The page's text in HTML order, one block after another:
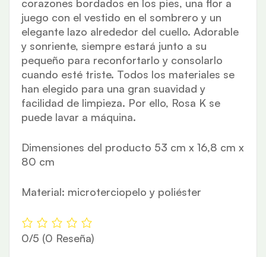
corazones bordados en los pies, una flor a
juego con el vestido en el sombrero y un
elegante lazo alrededor del cuello. Adorable
y sonriente, siempre estará junto a su
pequeño para reconfortarlo y consolarlo
cuando esté triste. Todos los materiales se
han elegido para una gran suavidad y
facilidad de limpieza. Por ello, Rosa K se
puede lavar a máquina.
Dimensiones del producto 53 cm x 16,8 cm x
80 cm
Material: microterciopelo y poliéster
0/5 (0 Reseña)